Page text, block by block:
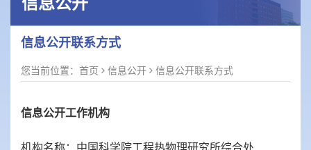
信息公开联系方式
您当前位置： 首页 信息公开 信息公开联系方式
信息公开工作机构
机构名称：中国科学院工程热物理研究所综合处